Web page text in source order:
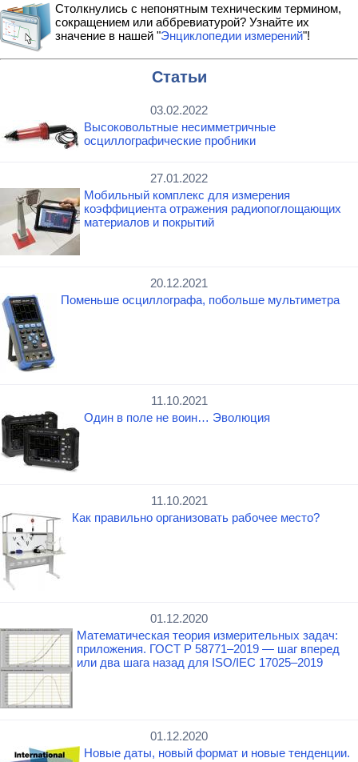
Столкнулись с непонятным техническим термином,
сокращением или аббревиатурой? Узнайте их
значение в нашей "Энциклопедии измерений"!
Статьи
03.02.2022
Высоковольтные несимметричные
осциллографические пробники
27.01.2022
Мобильный комплекс для измерения
коэффициента отражения радиопоглощающих
материалов и покрытий
20.12.2021
Поменьше осциллографа, побольше мультиметра
11.10.2021
Один в поле не воин… Эволюция
11.10.2021
Как правильно организовать рабочее место?
01.12.2020
Математическая теория измерительных задач:
приложения. ГОСТ Р 58771–2019 — шаг вперед
или два шага назад для ISO/IEC 17025–2019
01.12.2020
Новые даты, новый формат и новые тенденции.